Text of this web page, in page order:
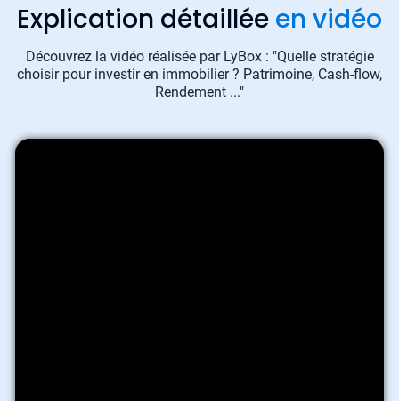
Explication détaillée en vidéo
Découvrez la vidéo réalisée par LyBox : "Quelle stratégie
choisir pour investir en immobilier ? Patrimoine, Cash-flow,
Rendement ..."